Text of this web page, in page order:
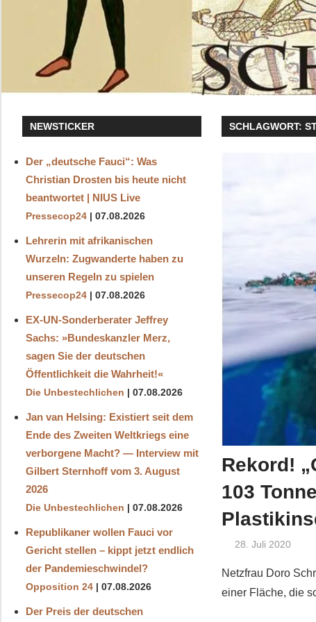
SCHLAGWORT:
Rekord!
103
28. Juli 2020
Netzfrau Doro
einer Fläche, die
NEWSTICKER
Der „deutsche Fauci“: Was
Christian Drosten bis heute nicht
beantwortet | NIUS Live
Pressecop24 07.08.2026
Lehrerin mit afrikanischen
Wurzeln: Zugwanderte haben zu
unseren Regeln zu spielen
Pressecop24 07.08.2026
EX-UN-Sonderberater Jeffrey
Sachs: »Bundeskanzler Merz,
sagen Sie der deutschen
Öffentlichkeit die Wahrheit!«
Die Unbestechlichen 07.08.2026
Jan van Helsing: Existiert seit dem
Ende des Zweiten Weltkriegs eine
verborgene Macht? — Interview mit
Gilbert Sternhoff vom 3. August
2026
Die Unbestechlichen 07.08.2026
Republikaner wollen Fauci vor
Gericht stellen – kippt jetzt endlich
der Pandemieschwindel?
Opposition 24 07.08.2026
Der Preis der deutschen